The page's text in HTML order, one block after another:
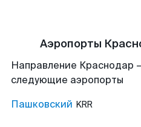
Аэропорты
Направление Краснодар
следующие аэропорты
Пашковский KRR